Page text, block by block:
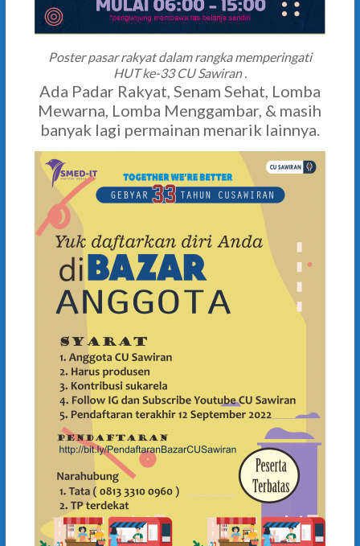
Poster pasar rakyat dalam rangka memperingati
HUT ke-33 CU Sawiran .
Ada Padar Rakyat, Senam Sehat, Lomba
Mewarna, Lomba Menggambar, & masih
banyak lagi permainan menarik lainnya.